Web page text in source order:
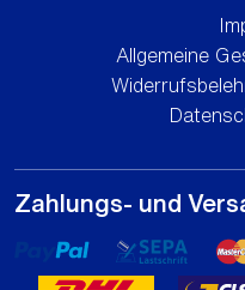
Allgemeine
Zahlungs- und